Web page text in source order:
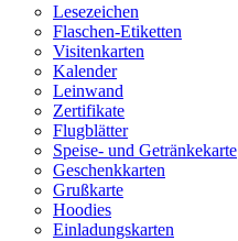
Lesezeichen
Flaschen-Etiketten
Visitenkarten
Kalender
Leinwand
Zertifikate
Flugblätter
Speise- und Getränkekarte
Geschenkkarten
Grußkarte
Hoodies
Einladungskarten